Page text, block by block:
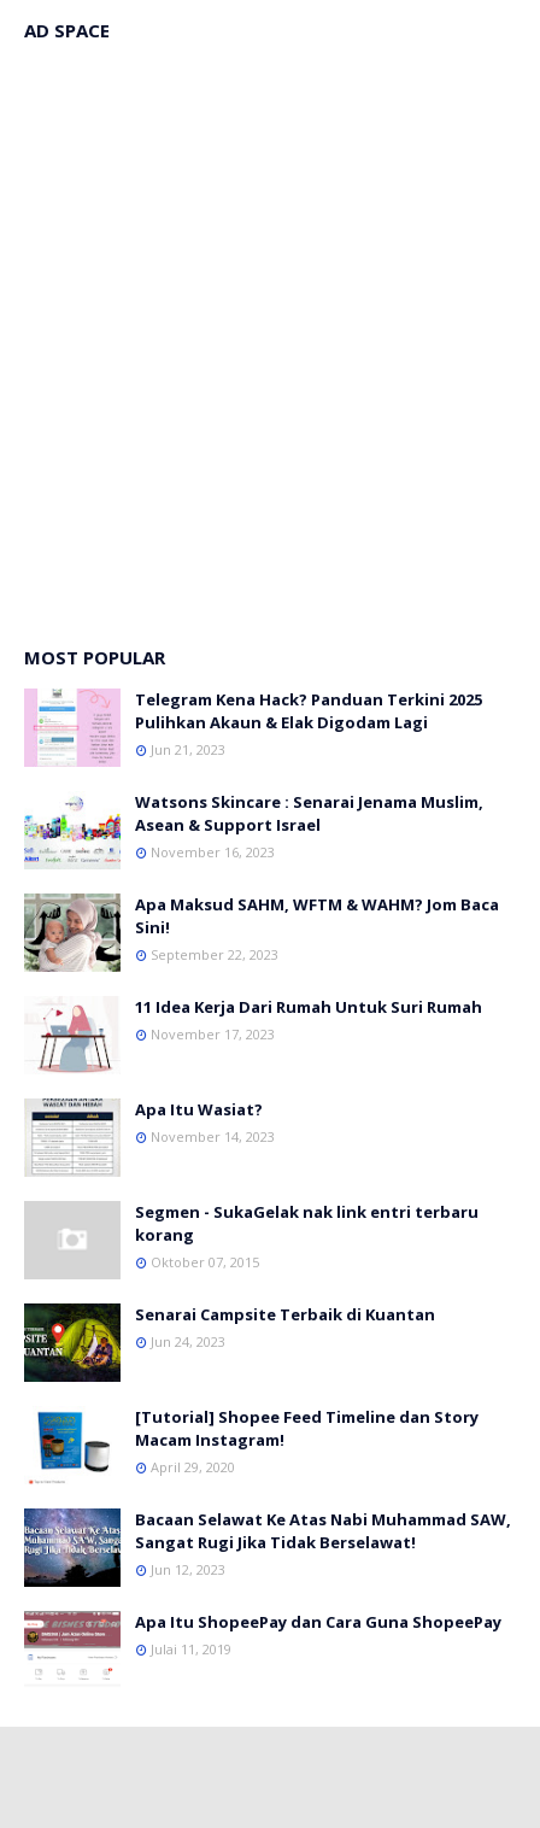
AD SPACE
MOST POPULAR
Telegram Kena Hack? Panduan Terkini 2025
Pulihkan Akaun & Elak Digodam Lagi
Jun 21, 2023
Watsons Skincare : Senarai Jenama Muslim,
Asean & Support Israel
November 16, 2023
Apa Maksud SAHM, WFTM & WAHM? Jom Baca
Sini!
September 22, 2023
11 Idea Kerja Dari Rumah Untuk Suri Rumah
November 17, 2023
Apa Itu Wasiat?
November 14, 2023
Segmen - SukaGelak nak link entri terbaru
korang
Oktober 07, 2015
Senarai Campsite Terbaik di Kuantan
Jun 24, 2023
[Tutorial] Shopee Feed Timeline dan Story
Macam Instagram!
April 29, 2020
Bacaan Selawat Ke Atas Nabi Muhammad SAW,
Sangat Rugi Jika Tidak Berselawat!
Jun 12, 2023
Apa Itu ShopeePay dan Cara Guna ShopeePay
Julai 11, 2019